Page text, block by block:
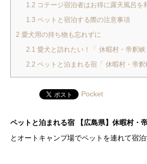
1.2コテージ宿泊者はお得に露天風呂を
1.3ペットと宿泊する際の注意事項
2 愛犬用の持ち物も忘れずに
2.1 愛犬と訪れたい！「 休暇村・帝釈
2.2ペットと泊まれる宿「 休暇村・帝釈
Pocket
ペットと泊まれる宿 【広島県】休暇村・
とオートキャンプ場でペットを連れて宿泊